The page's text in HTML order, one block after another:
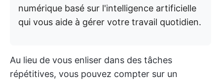
numérique basé sur l'intelligence artificielle
qui vous aide à gérer votre travail quotidien.
Au lieu de vous enliser dans des tâches
répétitives, vous pouvez compter sur un